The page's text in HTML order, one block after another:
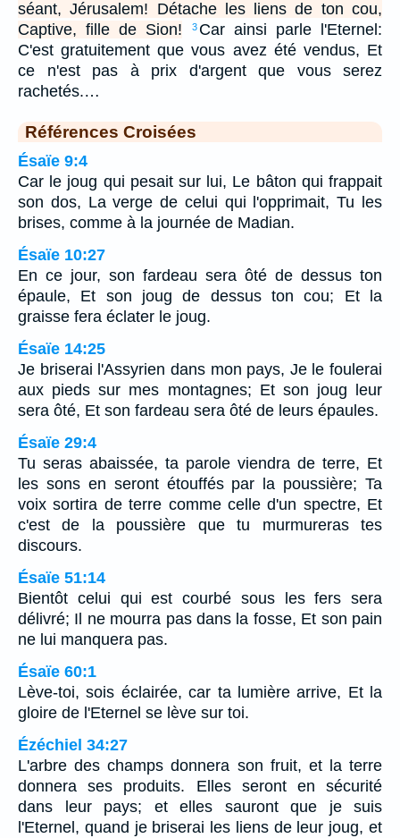
séant, Jérusalem! Détache les liens de ton cou,
Captive, fille de Sion!
3 Car ainsi parle l'Eternel:
C'est gratuitement que vous avez été vendus, Et
ce n'est pas à prix d'argent que vous serez
rachetés.…
Références Croisées
Ésaïe 9:4
Car le joug qui pesait sur lui, Le bâton qui frappait
son dos, La verge de celui qui l'opprimait, Tu les
brises, comme à la journée de Madian.
Ésaïe 10:27
En ce jour, son fardeau sera ôté de dessus ton
épaule, Et son joug de dessus ton cou; Et la
graisse fera éclater le joug.
Ésaïe 14:25
Je briserai l'Assyrien dans mon pays, Je le foulerai
aux pieds sur mes montagnes; Et son joug leur
sera ôté, Et son fardeau sera ôté de leurs épaules.
Ésaïe 29:4
Tu seras abaissée, ta parole viendra de terre, Et
les sons en seront étouffés par la poussière; Ta
voix sortira de terre comme celle d'un spectre, Et
c'est de la poussière que tu murmureras tes
discours.
Ésaïe 51:14
Bientôt celui qui est courbé sous les fers sera
délivré; Il ne mourra pas dans la fosse, Et son pain
ne lui manquera pas.
Ésaïe 60:1
Lève-toi, sois éclairée, car ta lumière arrive, Et la
gloire de l'Eternel se lève sur toi.
Ézéchiel 34:27
L'arbre des champs donnera son fruit, et la terre
donnera ses produits. Elles seront en sécurité
dans leur pays; et elles sauront que je suis
l'Eternel, quand je briserai les liens de leur joug, et